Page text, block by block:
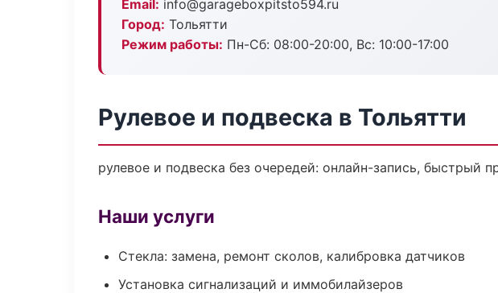
Email: info@garageboxpitsto594.ru
Город: Тольятти
Режим работы: Пн-Сб: 08:00-20:00, Вс: 10:00-17:00
Рулевое и подвеска в Тольятти
рулевое и подвеска без очередей: онлайн-запись, быстрый
Наши услуги
Стекла: замена, ремонт сколов, калибровка датчиков
Установка сигнализаций и иммобилайзеров